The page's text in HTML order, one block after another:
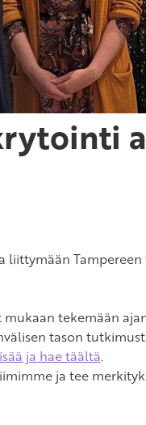
liittymään
mukaan tekemään
tason
ja hae täältä.
ja tee